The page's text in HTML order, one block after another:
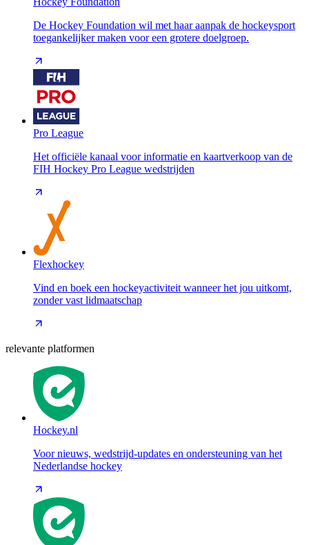
De Hockey Foundation wil met haar aanpak de hockeysport
toegankelijker maken voor een grotere doelgroep.
Pro League
Het officiële kanaal voor informatie en kaartverkoop van de
FIH Hockey Pro League wedstrijden
Flexhockey
Vind en boek een hockeyactiviteit wanneer het jou uitkomt,
zonder vast lidmaatschap
relevante platformen
Hockey.nl
Voor nieuws, wedstrijd-updates en ondersteuning van het
Nederlandse hockey